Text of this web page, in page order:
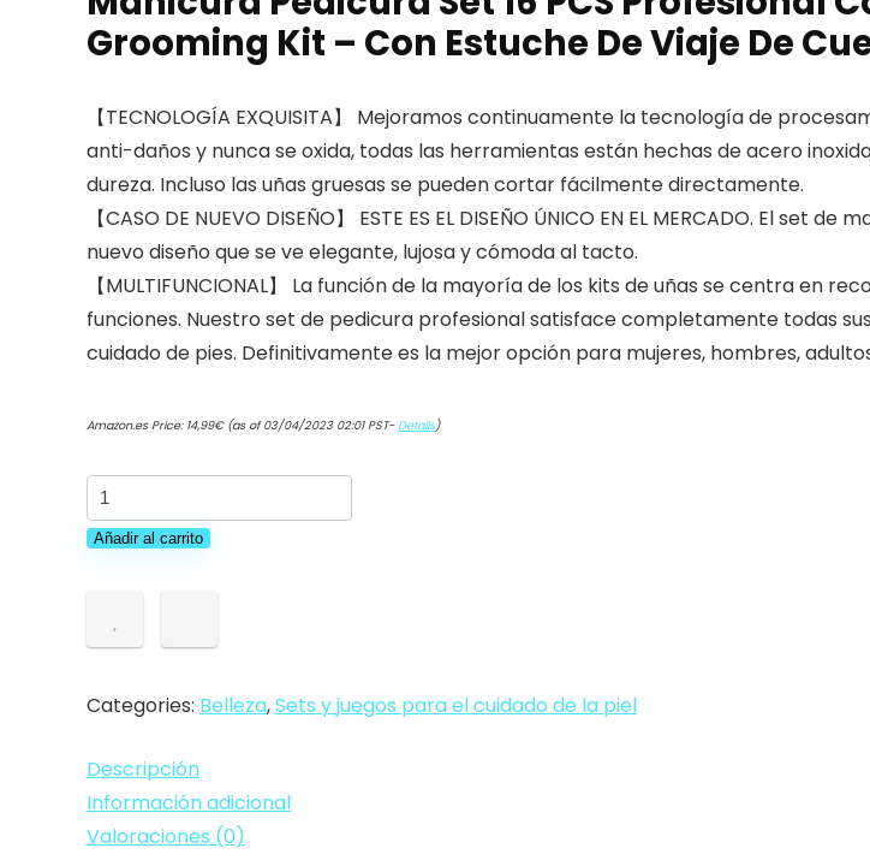
Grooming Kit – Con Estuche De Viaje De
【TECNOLOGÍA EXQUISITA】 Mejoramos continuamente la tecnología de
anti-daños y nunca se oxida, todas las herramientas están hechas de acero
dureza. Incluso las uñas gruesas se pueden cortar fácilmente directamente.
【CASO DE NUEVO DISEÑO】 ESTE ES EL DISEÑO ÚNICO EN EL MERCADO. El
nuevo diseño que se ve elegante, lujosa y cómoda al tacto.
【MULTIFUNCIONAL】 La función de la mayoría de los kits de uñas se centra en
funciones. Nuestro set de pedicura profesional satisface completamente todas
cuidado de pies. Definitivamente es la mejor opción para mujeres, hombres,
Amazon.es Price: 14,99€(as of 03/04/2023 02:01 PST-Details)
Manicura
Pedicura
Set
PCS
Cortaúñas
Acero
Inoxidable
Grooming
Kit
Añadir al carrito
Categories: Belleza,Sets y juegos para el cuidado de la piel
Descripción
Información adicional
Valoraciones (0)